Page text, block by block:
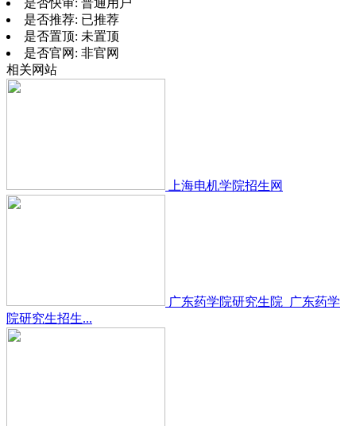
是否推荐: 已推荐
是否置顶: 未置顶
是否官网: 非官网
相关网站
上海电机学院招生网
广东药学院研究生院_广东药学
院研究生招生...